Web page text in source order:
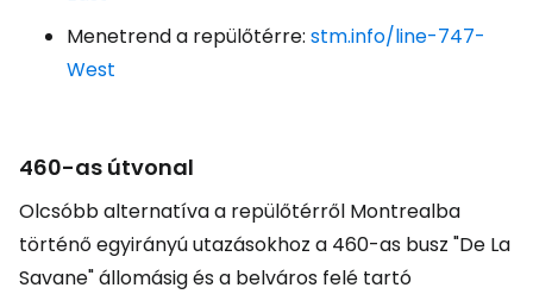
Menetrend a repülőtérre: stm.info/line-747-
West
460-as útvonal
Olcsóbb alternatíva a repülőtérről Montrealba
történő egyirányú utazásokhoz a 460-as busz "De La
Savane" állomásig és a belváros felé tartó